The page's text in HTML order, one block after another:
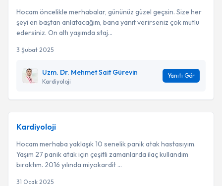
Hocam öncelikle merhabalar, gününüz güzel geçsin. Size her
şeyi en baştan anlatacağım, bana yanıt verirseniz çok mutlu
edersiniz. On altı yaşımda staj...
3 Şubat 2025
Uzm. Dr. Mehmet Sait Gürevin
Kardiyoloji
Yanıtı Gör
Kardiyoloji
Hocam merhaba yaklaşık 10 senelik panik atak hastasıyım.
Yaşım 27 panik atak için çeşitli zamanlarda ilaç kullandım
bıraktım. 2016 yılında miyokardit ...
31 Ocak 2025